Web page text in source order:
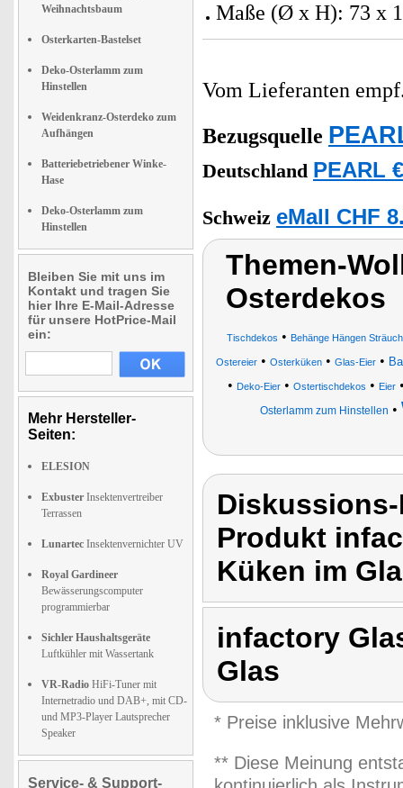
Weihnachtsbaum
Osterkarten-Bastelset
Deko-Osterlamm zum
Hinstellen
Weidenkranz-Osterdeko zum
Aufhängen
Batteriebetriebener Winke-
Hase
Deko-Osterlamm zum
Hinstellen
Bleiben Sie mit uns im
Kontakt und tragen Sie
hier Ihre E-Mail-Adresse
für unsere HotPrice-Mail
ein:
Mehr Hersteller-
Seiten:
ELESION
Exbuster Insektenvertreiber
Terrassen
Lunartec Insektenvernichter UV
Royal Gardineer
Bewässerungscomputer
programmierbar
Sichler Haushaltsgeräte
Luftkühler mit Wassertank
VR-Radio HiFi-Tuner mit
Internetradio und DAB+, mit CD-
und MP3-Player Lautsprecher
Speaker
Service- & Support-
Maße (Ø x H): 73 x
Vom Lieferanten
Bezugsquelle
Deutschland PEARL
Schweiz eMall CHF
Themen-
Osterdekos
Tischdekos • Behänge Hängen
Ostereier• Osterküken• Glas-Eier•
• Deko-Eier • Ostertischdekos • Eier
Osterlamm zum Hinstellen •
Produkt
Küken im
infactory
Glas
* Preise inklusive
** Diese Meinung